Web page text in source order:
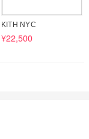
KITH NYC
¥22,500